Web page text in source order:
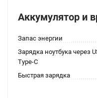
Аккумулятор и
Запас энергии
Зарядка ноутбука через
Type-C
Быстрая зарядка